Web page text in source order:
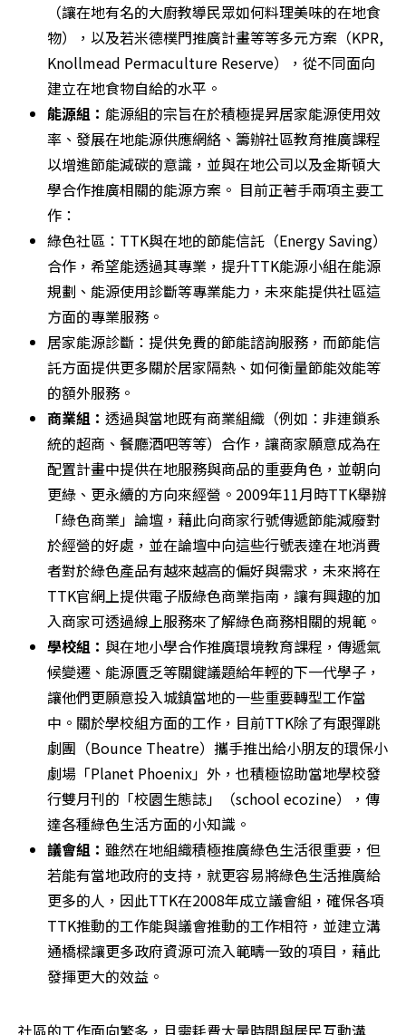
（讓在地有名的大廚教導民眾如何料理美味的在地食
物），以及若米德樸門推廣計畫等等多元方案（KPR,
Knollmead Permaculture Reserve），從不同面向
建立在地食物自給的水平。
能源組： 能源組的宗旨在於積極提昇居家能源使用效
率、發展在地能源供應網絡、籌辦社區教育推廣課程
以增進節能減碳的意識，並與在地公司以及金斯頓大
學合作推廣相關的能源方案。 目前正著手兩項主要工
作：
綠色社區：TTK與在地的節能信託（Energy Saving）
合作，希望能透過其專業，提升TTK能源小組在能源
規劃、能源使用診斷等專業能力，未來能提供社區這
方面的專業服務。
居家能源診斷：提供免費的節能諮詢服務，而節能信
託方面提供更多關於居家隔熱、如何衡量節能效能等
的額外服務。
商業組： 透過與當地既有商業組織（例如：非連鎖系
統的超商、餐廳酒吧等等）合作，讓商家願意成為在
配置計畫中提供在地服務與商品的重要角色，並朝向
更綠、更永續的方向來經營。2009年11月時TTK舉辦
「綠色商業」論壇，藉此向商家行號傳遞節能減廢對
於經營的好處，並在論壇中向這些行號表達在地消費
者對於綠色產品有越來越高的偏好與需求，未來將在
TTK官網上提供電子版綠色商業指南，讓有興趣的加
入商家可透過線上服務來了解綠色商務相關的規範。
學校組： 與在地小學合作推廣環境教育課程，傳遞氣
候變遷、能源匱乏等關鍵議題給年輕的下一代學子，
讓他們更願意投入城鎮當地的一些重要轉型工作當
中。關於學校組方面的工作，目前TTK除了有跟彈跳
劇團（Bounce Theatre）攜手推出給小朋友的環保小
劇場「Planet Phoenix」外，也積極協助當地學校發
行雙月刊的「校園生態誌」（school ecozine），傳
達各種綠色生活方面的小知識。
議會組： 雖然在地組織積極推廣綠色生活很重要，但
若能有當地政府的支持，就更容易將綠色生活推廣給
更多的人，因此TTK在2008年成立議會組，確保各項
TTK推動的工作能與議會推動的工作相符，並建立溝
通橋樑讓更多政府資源可流入範疇一致的項目，藉此
發揮更大的效益。